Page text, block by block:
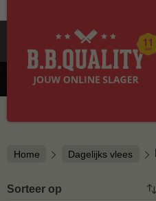
Home Dagelijks vlees
Sorteer op